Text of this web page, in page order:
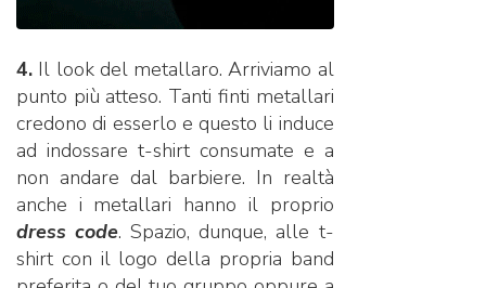
4. Il look del metallaro. Arriviamo al
punto più atteso. Tanti finti metallari
credono di esserlo e questo li induce
ad indossare t-shirt consumate e a
non andare dal barbiere. In realtà
anche i metallari hanno il proprio
dress code. Spazio, dunque, alle t-
shirt con il logo della propria band